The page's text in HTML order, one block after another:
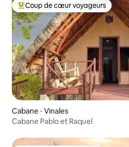
Coups de cœur voyageurs les
Coup de cœur voyageurs
Cabane ⋅ Vinales
Cabane Pablo et Raquel